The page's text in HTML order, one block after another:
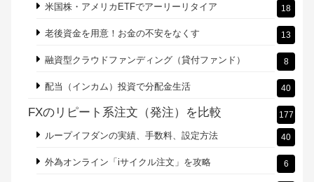
米国株・アメリカETFでアーリーリタイア 18
老後資金を用意！お金の不安をなくす 13
融資型クラウドファンディング（貸付ファンド） 8
配当（インカム）投資で分配金生活 40
FXのリピート系注文（発注）を比較 177
ループイフダンの実績、手数料、設定方法 40
外為オンライン「iサイクル注文」を攻略 6